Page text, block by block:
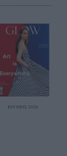
ΙΟΥΝΙΟΣ 2026